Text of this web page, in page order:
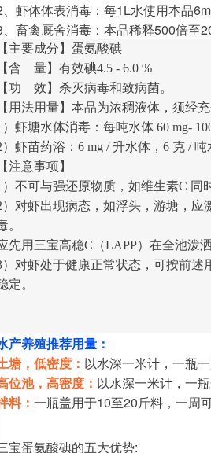
虾体体表消毒：每1L水使用本品
畜禽厩舍消毒：本品稀释500倍至
【主要成分】蛋氨酸碘
【含 量】有效碘4.5 - 6.0 %
【功 效】杀灭病毒和致病菌。
【 用法用量】本品为浓稠液体，须经充
）虾塘水体消毒：每吨水体 60 mg-
）虾苗药浴：6 mg / 升水体，6 克 / 吨
【注意事项】
）不可与强还原物质，如维生素C 同
）对虾出现病态，如浮头，游塘，应
。
先用三宝高稳C（LAPP）在全池泼
）对虾处于健康正常状态，可按前述
定。
产养殖推荐用量：
塘，低密度： 以水深一米计，一瓶
位池，高密度： 以水深一米计，一
料： 一瓶盖用于10至20斤料，一周
宝蛋氨酸碘的五大优势: